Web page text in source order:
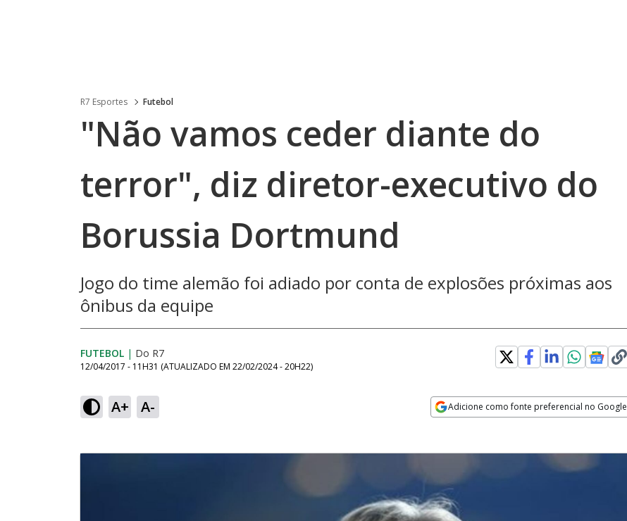
R7 Esportes Futebol
"Não vamos ceder diante do
terror", diz diretor-executivo do
Borussia Dortmund
Jogo do time alemão foi adiado por conta de explosões próximas aos
ônibus da equipe
FUTEBOL | Do R7
12/04/2017 - 11H31 (ATUALIZADO EM 22/02/2024 - 20H22)
A+ A- Adicione como fonte preferencial no Google